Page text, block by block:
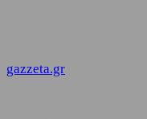
gazzeta.gr